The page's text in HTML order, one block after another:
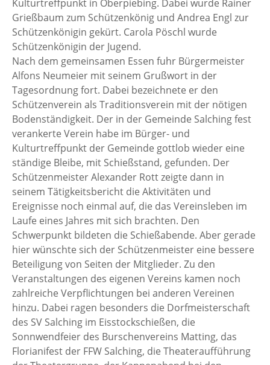
Kulturtreffpunkt in Oberpiebing. Dabei wurde Rainer
Grießbaum zum Schützenkönig und Andrea Engl zur
Schützenkönigin gekürt. Carola Pöschl wurde
Schützenkönigin der Jugend.
Nach dem gemeinsamen Essen fuhr Bürgermeister
Alfons Neumeier mit seinem Grußwort in der
Tagesordnung fort. Dabei bezeichnete er den
Schützenverein als Traditionsverein mit der nötigen
Bodenständigkeit. Der in der Gemeinde Salching fest
verankerte Verein habe im Bürger- und
Kulturtreffpunkt der Gemeinde gottlob wieder eine
ständige Bleibe, mit Schießstand, gefunden. Der
Schützenmeister Alexander Rott zeigte dann in
seinem Tätigkeitsbericht die Aktivitäten und
Ereignisse noch einmal auf, die das Vereinsleben im
Laufe eines Jahres mit sich brachten. Den
Schwerpunkt bildeten die Schießabende. Aber gerade
hier wünschte sich der Schützenmeister eine bessere
Beteiligung von Seiten der Mitglieder. Zu den
Veranstaltungen des eigenen Vereins kamen noch
zahlreiche Verpflichtungen bei anderen Vereinen
hinzu. Dabei ragen besonders die Dorfmeisterschaft
des SV Salching im Eisstockschießen, die
Sonnwendfeier des Burschenvereins Matting, das
Florianifest der FFW Salching, die Theateraufführung